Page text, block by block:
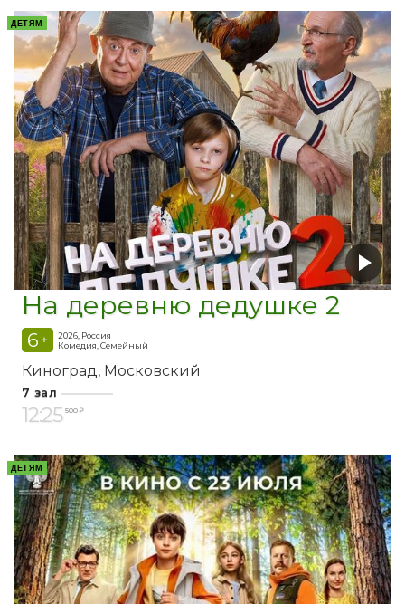
ДЕТЯМ
На деревню дедушке 2
6 +
2026, Россия
Комедия, Семейный
Киноград Московский
7 зал
12:25 500 ₽
ДЕТЯМ